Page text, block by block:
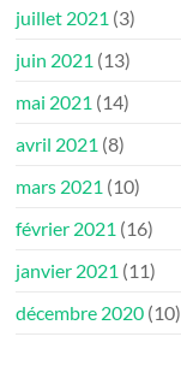
juillet 2021 (3)
juin 2021 (13)
mai 2021 (14)
avril 2021 (8)
mars 2021 (10)
février 2021 (16)
janvier 2021 (11)
décembre 2020 (10)